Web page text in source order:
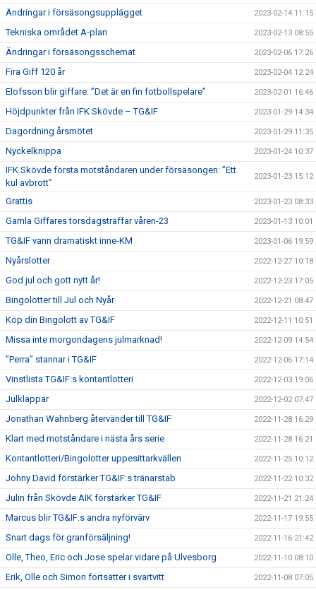
Ändringar i försäsongsupplägget 2023-02-14 11:15
Tekniska området A-plan 2023-02-13 08:55
Ändringar i försäsongsschemat 2023-02-06 17:26
Fira Giff 120 år 2023-02-04 12:24
Elofsson blir giffare: ”Det är en fin fotbollspelare” 2023-02-01 16:46
Höjdpunkter från IFK Skövde – TG&IF 2023-01-29 14:34
Dagordning årsmötet 2023-01-29 11:35
Nyckelknippa 2023-01-24 10:37
IFK Skövde första motståndaren under försäsongen: ”Ett
kul avbrott”
2023-01-23 15:12
Grattis 2023-01-23 08:33
Gamla Giffares torsdagsträffar våren-23 2023-01-13 10:01
TG&IF vann dramatiskt inne-KM 2023-01-06 19:59
Nyårslotter 2022-12-27 10:18
God jul och gott nytt år! 2022-12-23 17:05
Bingolotter till Jul och Nyår 2022-12-21 08:47
Köp din Bingolott av TG&IF 2022-12-11 10:51
Missa inte morgondagens julmarknad! 2022-12-09 14:54
”Perra” stannar i TG&IF 2022-12-06 17:14
Vinstlista TG&IF:s kontantlotteri 2022-12-03 19:06
Julklappar 2022-12-02 07:47
Jonathan Wahnberg återvänder till TG&IF 2022-11-28 16:29
Klart med motståndare i nästa års serie 2022-11-28 16:21
Kontantlotteri/Bingolotter uppesittarkvällen 2022-11-25 10:12
Johny David förstärker TG&IF:s tränarstab 2022-11-22 10:32
Julin från Skövde AIK förstärker TG&IF 2022-11-21 21:24
Marcus blir TG&IF:s andra nyförvärv 2022-11-17 19:55
Snart dags för granförsäljning! 2022-11-16 21:42
Olle, Theo, Eric och Jose spelar vidare på Ulvesborg 2022-11-10 08:10
Erik, Olle och Simon fortsätter i svartvitt 2022-11-08 07:05